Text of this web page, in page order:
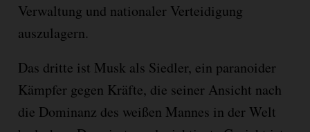
Verwaltung und nationaler Verteidigung
auszulagern.
Das dritte ist Musk als Siedler, ein paranoider
Kämpfer gegen Kräfte, die seiner Ansicht nach
die Dominanz des weißen Mannes in der Welt